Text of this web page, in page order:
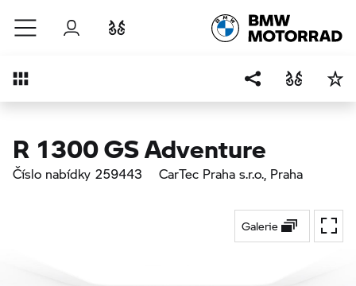
Přejít na hlavní obsah
Přihlášení
Přehled
R 1300 GS Adventure
Číslo nabídky 259443 CarTec Praha s.r.o., Praha
Galerie